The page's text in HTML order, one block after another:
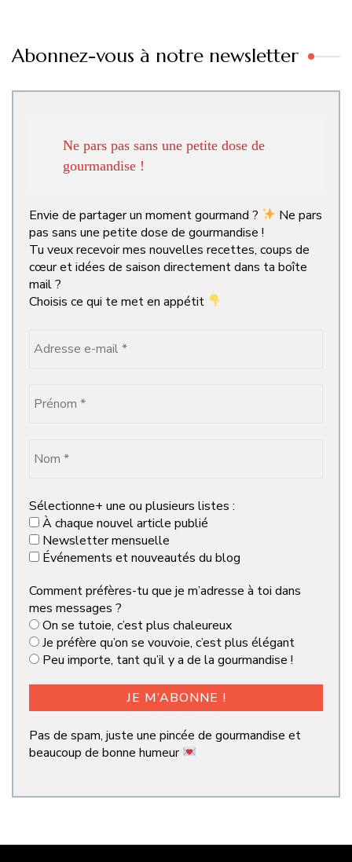
Abonnez-vous à notre newsletter
Ne pars pas sans une petite dose de
gourmandise !
Envie de partager un moment gourmand ?
Ne pars
pas sans une petite dose de gourmandise !
Tu veux recevoir mes nouvelles recettes, coups de
cœur et idées de saison directement dans ta boîte
mail ?
Choisis ce qui te met en appétit
Sélectionne+ une ou plusieurs listes :
À chaque nouvel article publié
Newsletter mensuelle
Événements et nouveautés du blog
Comment préfères-tu que je m’adresse à toi dans
mes messages ?
On se tutoie, c’est plus chaleureux
Je préfère qu’on se vouvoie, c’est plus élégant
Peu importe, tant qu’il y a de la gourmandise !
Pas de spam, juste une pincée de gourmandise et
beaucoup de bonne humeur